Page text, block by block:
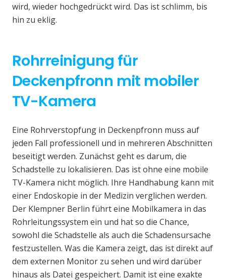
wird, wieder hochgedrückt wird. Das ist schlimm, bis
hin zu eklig.
Rohrreinigung für
Deckenpfronn mit mobiler
TV-Kamera
Eine Rohrverstopfung in Deckenpfronn muss auf
jeden Fall professionell und in mehreren Abschnitten
beseitigt werden. Zunächst geht es darum, die
Schadstelle zu lokalisieren. Das ist ohne eine mobile
TV-Kamera nicht möglich. Ihre Handhabung kann mit
einer Endoskopie in der Medizin verglichen werden.
Der Klempner Berlin führt eine Mobilkamera in das
Rohrleitungssystem ein und hat so die Chance,
sowohl die Schadstelle als auch die Schadensursache
festzustellen. Was die Kamera zeigt, das ist direkt auf
dem externen Monitor zu sehen und wird darüber
hinaus als Datei gespeichert. Damit ist eine exakte